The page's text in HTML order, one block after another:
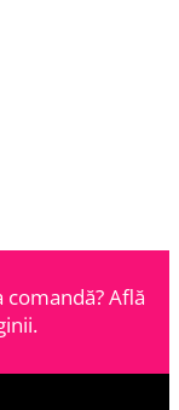
Află